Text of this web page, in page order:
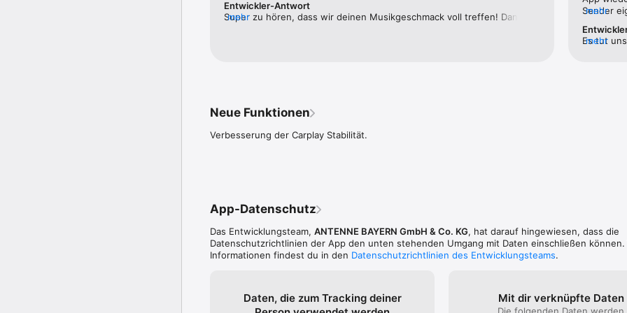
- Carplay: Höre 80er 90er OLDIE ANTENNE sicher während der Fahrt.
Werde Teil der 80er 90er OLDIE ANTENNE Familie – App jetzt kostenlos herunterladen!
Entwickler-Antwort
Super zu hören, dass wir deinen Musikgeschmack voll treffen! Danke,
mehr
Sender
wenn ihr
mehr
Es tut
wieder
mehr
Neue Funktionen
Verbesserung der Carplay Stabilität.
App-Datenschutz
Das Entwicklungsteam, ANTENNE BAYERN GmbH & Co. KG, hat darauf hingewiesen, dass die
Datenschutz­richtlinien der App den unten stehenden Umgang mit Daten einschließen können.
Informationen findest du in den Datenschutzrichtlinien des Entwicklungsteams.
Daten, die zum Tracking deiner
Mit dir verknüpfte Daten